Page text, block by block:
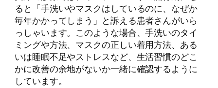
ると「手洗いやマスクはしているのに、なぜか
毎年かかってしまう」と訴える患者さんがいら
っしゃいます。このような場合、手洗いのタイ
ミングや方法、マスクの正しい着用方法、ある
いは睡眠不足やストレスなど、生活習慣のどこ
かに改善の余地がないか一緒に確認するように
しています。